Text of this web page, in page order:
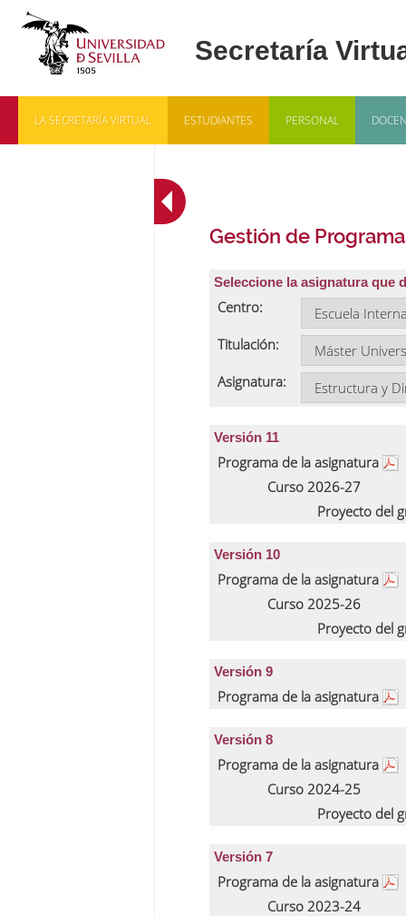
LA SECRETARÍA VIRTUAL ESTUDIANTES PERSONAL
Gestión de
Seleccione la asignatura que
Centro:
Titulación:
Asignatura:
Versión 11
Programa de la asignatura
Curso 2026-27
Proyecto del
Versión 10
Programa de la asignatura
Curso 2025-26
Proyecto del
Versión 9
Programa de la asignatura
Versión 8
Programa de la asignatura
Curso 2024-25
Proyecto del
Versión 7
Programa de la asignatura
Curso 2023-24